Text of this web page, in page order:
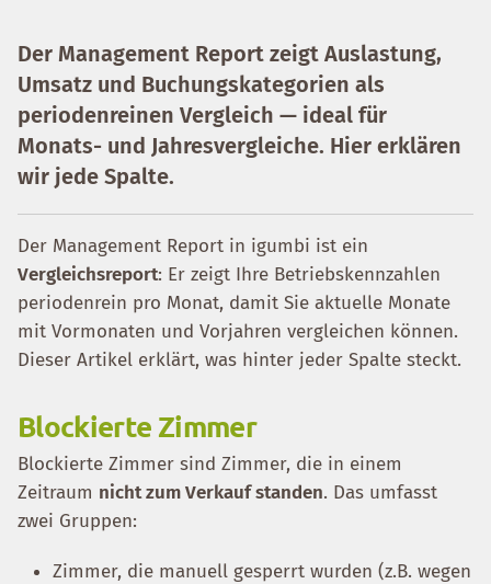
Der Management Report zeigt Auslastung,
Umsatz und Buchungskategorien als
periodenreinen Vergleich — ideal für
Monats- und Jahresvergleiche. Hier erklären
wir jede Spalte.
Der Management Report in igumbi ist ein
Vergleichsreport: Er zeigt Ihre Betriebskennzahlen
periodenrein pro Monat, damit Sie aktuelle Monate
mit Vormonaten und Vorjahren vergleichen können.
Dieser Artikel erklärt, was hinter jeder Spalte steckt.
Blockierte Zimmer
Blockierte Zimmer sind Zimmer, die in einem
Zeitraum nicht zum Verkauf standen. Das umfasst
zwei Gruppen:
Zimmer, die manuell gesperrt wurden (z.B. wegen